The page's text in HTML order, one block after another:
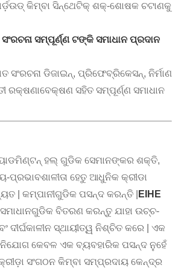
କିମ୍ବା ସିନ୍ଥେଟିକ୍ ଶକ୍-ଶୋଷକ ଚଟାଣକୁ
ସମ୍ପୂର୍ଣ୍ଣ ଟଙ୍କି ସମାଧାନ ପ୍ରଦାନ
ସଂରଚନା ଡିଜାଇନ୍, ପ୍ରିଫେବ୍ରିକେସନ୍, ନିର୍ମାଣ
ରକ୍ଷଣାବେକ୍ଷଣ ସହିତ ସମ୍ପୂର୍ଣ୍ଣ ସମାଧାନ
ହଲ୍ ଗୁଡିକ ସେମାନଙ୍କର ଶକ୍ତି,
ପ୍ରଭାବଶାଳୀତା ହେତୁ ଆଧୁନିକ କ୍ରୀଡା
| କମ୍ପାନୀଗୁଡିକ ପସନ୍ଦ କରନ୍ତି |
EIHE
ସମାଧାନଗୁଡିକ ବିତରଣ କରନ୍ତୁ ଯାହା ଉଚ୍ଚ-
ଦୀର୍ଘକାଳୀନ ସ୍ଥାୟୀତ୍ୱ ନିଶ୍ଚିତ କରେ | ଏକ
କେବଳ ଏକ ବ୍ୟବହାରିକ ପସନ୍ଦ ନୁହେଁ
ସଂଗଠନ କିମ୍ବା ସମ୍ପ୍ରଦାୟ କେନ୍ଦ୍ର